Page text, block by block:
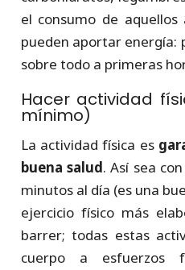
el consumo de
pueden aportar energía:
sobre todo a primeras
Hacer actividad
mínimo)
La actividad física es
buena salud. Así sea
minutos al día (es una
ejercicio físico más
barrer; todas estas
cuerpo a esfuerzos